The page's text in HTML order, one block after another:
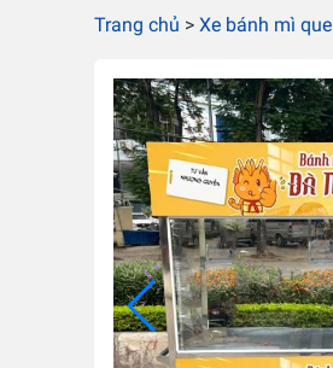
Trang chủ > Xe bánh mì que